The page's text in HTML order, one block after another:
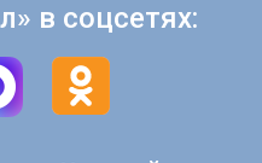
в соцсетях: